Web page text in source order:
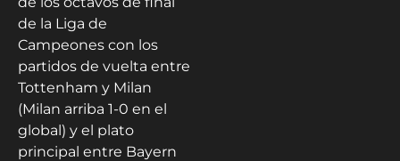
de la Liga de
Campeones con los
partidos de vuelta entre
Tottenham y Milan
(Milan arriba 1-0 en el
global) y el plato
principal entre Bayern